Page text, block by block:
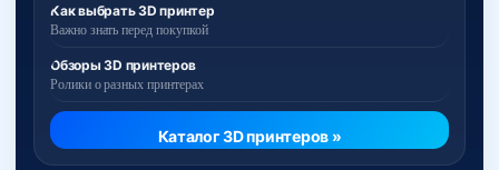
Как выбрать 3D принтер
Важно знать перед покупкой
Обзоры 3D принтеров
Ролики о разных принтерах
Каталог 3D принтеров »